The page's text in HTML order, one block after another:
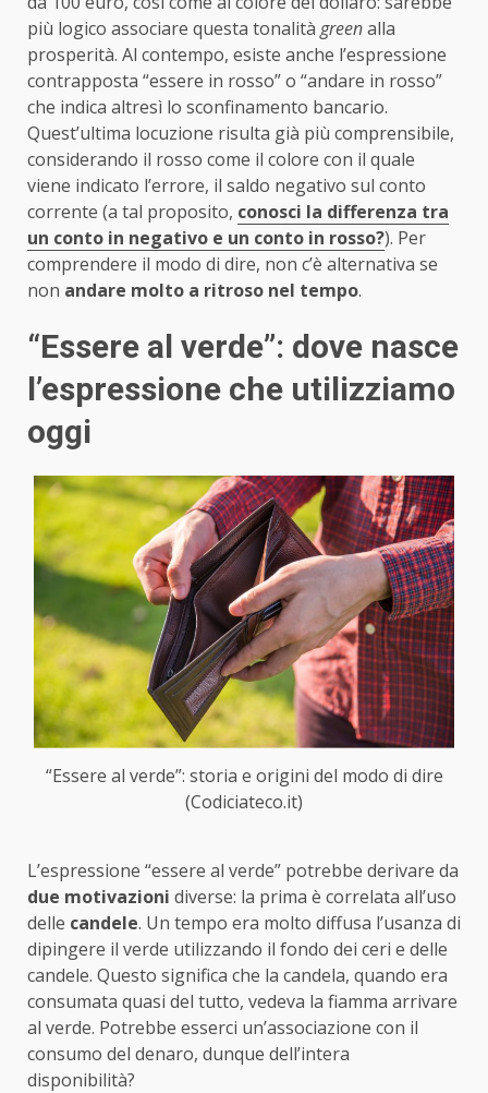
più logico associare questa tonalità greenalla
prosperità. Al contempo, esiste anche l’espressione
contrapposta “essere in rosso” o “andare in rosso”
che indica altresì lo sconfinamento bancario.
Quest’ultima locuzione risulta già più comprensibile,
considerando il rosso come il colore con il quale
viene indicato l’errore, il saldo negativo sul conto
corrente (a tal proposito, conosci la differenza tra
un conto in negativo e un conto in rosso?). Per
comprendere il modo di dire, non c’è alternativa se
non andare molto a ritroso nel tempo.
“Essere al verde”: dove nasce
l’espressione che utilizziamo
oggi
“Essere al verde”: storia e origini del modo di dire
(Codiciateco.it)
L’espressione “essere al verde” potrebbe derivare da
due motivazioni diverse: la prima è correlata all’uso
delle candele. Un tempo era molto diffusa l’usanza di
dipingere il verde utilizzando il fondo dei ceri e delle
candele. Questo significa che la candela, quando era
consumata quasi del tutto, vedeva la fiamma arrivare
al verde. Potrebbe esserci un’associazione con il
consumo del denaro, dunque dell’intera
disponibilità?